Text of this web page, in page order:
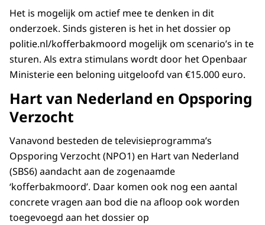
Het is mogelijk om actief mee te denken in dit
onderzoek. Sinds gisteren is het in het dossier op
politie.nl/kofferbakmoord mogelijk om scenario’s in te
sturen. Als extra stimulans wordt door het Openbaar
Ministerie een beloning uitgeloofd van €15.000 euro.
Hart van Nederland en Opsporing
Verzocht
Vanavond besteden de televisieprogramma’s
Opsporing Verzocht (NPO1) en Hart van Nederland
(SBS6) aandacht aan de zogenaamde
‘kofferbakmoord’. Daar komen ook nog een aantal
concrete vragen aan bod die na afloop ook worden
toegevoegd aan het dossier op